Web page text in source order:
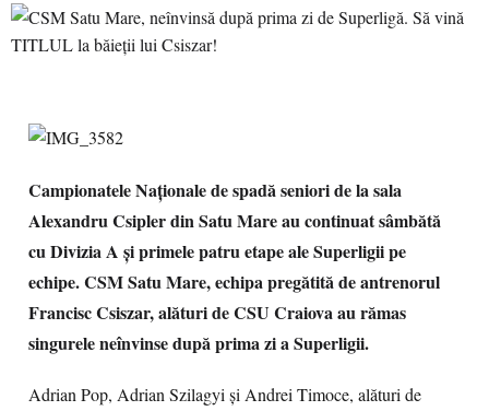
Campionatele Naţionale de spadă seniori de la sala
Alexandru Csipler din Satu Mare au continuat sâmbătă
cu Divizia A şi primele patru etape ale Superligii pe
echipe. CSM Satu Mare, echipa pregătită de antrenorul
Francisc Csiszar, alături de CSU Craiova au rămas
singurele neînvinse după prima zi a Superligii.
Adrian Pop, Adrian Szilagyi şi Andrei Timoce, alături de